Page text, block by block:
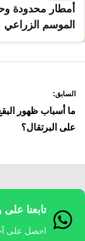
أمطار محدودة
الموسم الزراعي
المقالات
السابق:
ما أسباب ظهور
على البرتقال؟
تابعنا
احصل على